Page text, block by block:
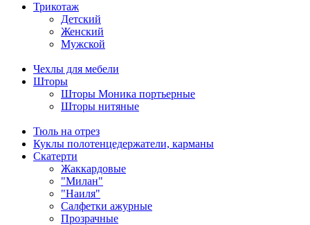
Трикотаж
Детский
Женский
Мужской
Чехлы для мебели
Шторы
Шторы Моника портьерные
Шторы нитяные
Тюль на отрез
Куклы полотенцедержатели, карманы
Скатерти
Жаккардовые
"Милан"
"Наиля"
Салфетки ажурные
Прозрачные